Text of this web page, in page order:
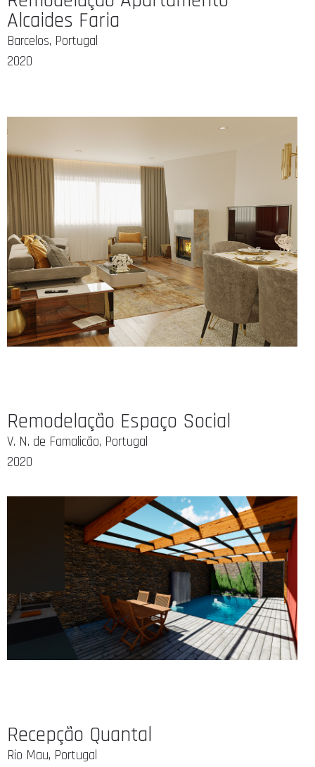
Alcaides Faria
Barcelos, Portugal
2020
Remodelação Espaço Social
V. N. de Famalicão, Portugal
2020
Recepção Quantal
Rio Mau, Portugal